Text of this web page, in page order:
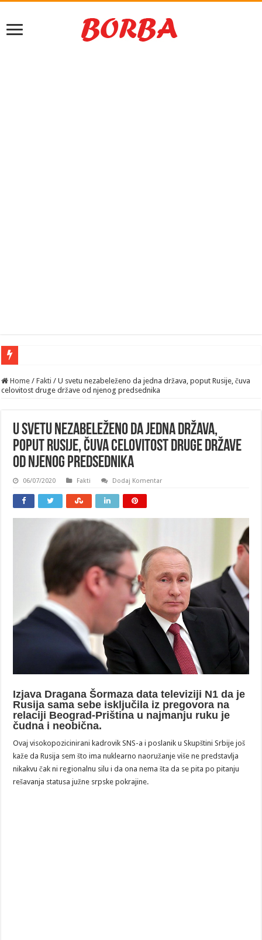
Home / Fakti / U svetu nezabeleženo da jedna država, poput Rusije, čuva
celovitost druge države od njenog predsednika
U svetu nezabeleženo da jedna država,
poput Rusije, čuva celovitost druge države
od njenog predsednika
06/07/2020 Fakti Dodaj Komentar
Izjava Dragana Šormaza data televiziji N1 da je
Rusija sama sebe isključila iz pregovora na
relaciji Beograd-Priština u najmanju ruku je
čudna i neobična.
Ovaj visokopozicinirani kadrovik SNS-a i poslanik u Skupštini Srbije još
kaže da Rusija sem što ima nuklearno naoružanje više ne predstavlja
nikakvu čak ni regionalnu silu i da ona nema šta da se pita po pitanju
rešavanja statusa južne srpske pokrajine.